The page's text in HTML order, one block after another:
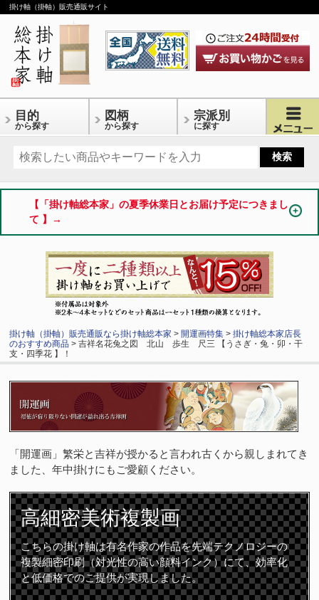
掛け軸（掛軸）販売通販サイト
目的
から探す
図柄
から探す
宗派別
に探す
【「掛け軸総本家」の夏季休業日とお届け予定につきまし
て 】→
掛け軸（掛軸）販売通販なら掛け軸総本家 > 開運画特集 >掛け軸総本家店長
のおすすめ商品 > 吉祥名花兔之図 北山 歩生 尺三 【うさぎ・兔・卯・干
支・四季花 】！
「開運画」繁栄と吉祥が授かると言われ古くから親しまれてき
ました、年中掛けにもご愛顧ください。
高細密美術複製画
こちらの掛け軸は有名作家の作品を先端テクノロジーの
複製細密印刷（対光性の高い顔料インク）にて、効率化
と低価格でのご提供が実現しました。